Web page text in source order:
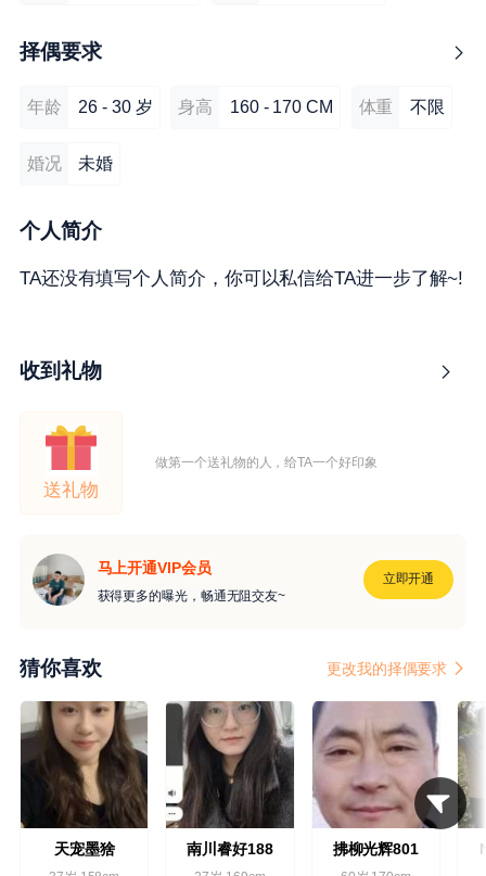
择偶要求
年龄 26 - 30 岁 身高 160 - 170 CM 体重 不限
婚况 未婚
个人简介
TA还没有填写个人简介，你可以私信给TA进一步了解~!
收到礼物
送礼物
做第一个送礼物的人，给TA一个好印象
马上开通VIP会员
获得更多的曝光，畅通无阻交友~
立即开通
猜你喜欢 更改我的择偶要求
天宠墨猞 南川睿好188 拂柳光辉801